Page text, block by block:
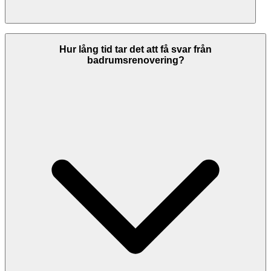
En professionell offert från en badrumsrenovering ska innehålla:
detaljerad specifikation av arbetet, material som ingår, tidsplan med
start- och slutdatum, total kostnad uppdelad på arbetskostnad och
Hur lång tid tar det att få svar från
badrumsrenovering?